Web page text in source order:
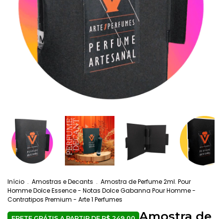
Início . Amostras e Decants . Amostra de Perfume 2ml. Pour
Homme Dolce Essence - Notas Dolce Gabanna Pour Homme -
Contratipos Premium - Arte 1 Perfumes